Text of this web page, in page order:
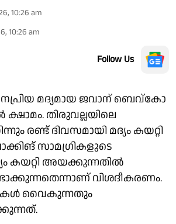
10:26 am
10:26 am
Follow Us
മദ്യമായ ജവാന് ബെവ്കോ
തിരുവല്ലയിലെ
രണ്ട് ദിവസമായി മദ്യം കയറ്റി
സാമഗ്രികളുടെ
കയറ്റി അയക്കുന്നതിൽ
വിശദീകരണം.
വൈകുന്നതും